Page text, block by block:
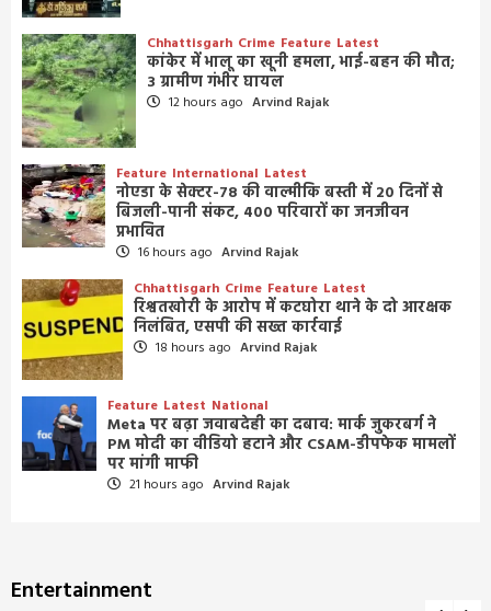
Chhattisgarh Crime Feature Latest
कांकेर में भालू का खूनी हमला, भाई-बहन की मौत;
3 ग्रामीण गंभीर घायल
12 hours ago Arvind Rajak
Feature International Latest
नोएडा के सेक्टर-78 की वाल्मीकि बस्ती में 20 दिनों से
बिजली-पानी संकट, 400 परिवारों का जनजीवन
प्रभावित
16 hours ago Arvind Rajak
Chhattisgarh Crime Feature Latest
रिश्वतखोरी के आरोप में कटघोरा थाने के दो आरक्षक
निलंबित, एसपी की सख्त कार्रवाई
18 hours ago Arvind Rajak
Feature Latest National
Meta पर बढ़ा जवाबदेही का दबाव: मार्क जुकरबर्ग ने
PM मोदी का वीडियो हटाने और CSAM-डीपफेक मामलों
पर मांगी माफी
21 hours ago Arvind Rajak
Entertainment